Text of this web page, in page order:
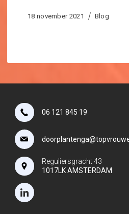
18 november 2021 Blog
06 121 845 19
Reguliersgracht 43
1017LK AMSTERDAM